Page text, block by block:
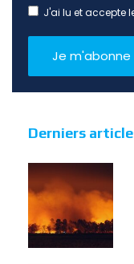
J'ai lu et accepte
Derniers